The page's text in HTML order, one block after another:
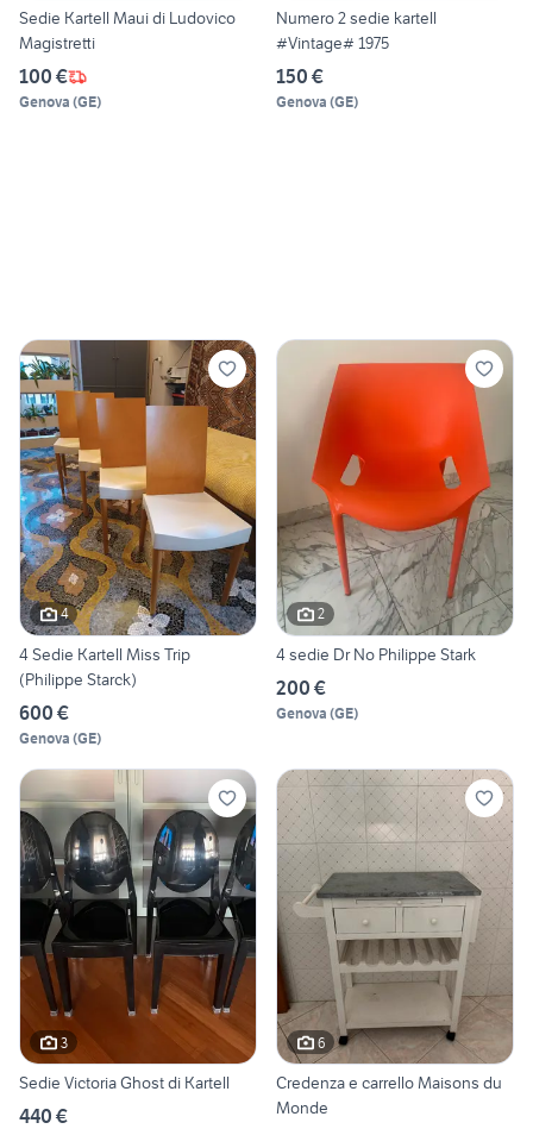
Sedie Kartell Maui di Ludovico
Magistretti
100 €
Genova (GE)
Numero 2 sedie kartell
#Vintage# 1975
150 €
Genova (GE)
4
4 Sedie Kartell Miss Trip
(Philippe Starck)
600 €
Genova (GE)
2
4 sedie Dr No Philippe Stark
200 €
Genova (GE)
3
Sedie Victoria Ghost di Kartell
440 €
6
Credenza e carrello Maisons du
Monde